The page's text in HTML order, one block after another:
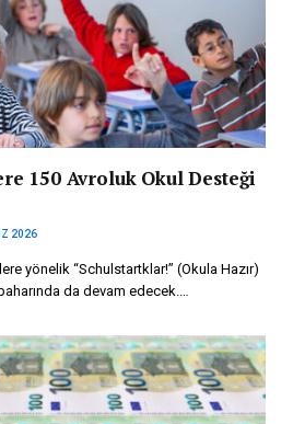
150 Avroluk Okul Desteği
2026
yönelik “Schulstartklar!” (Okula Hazır)
da devam edecek.…